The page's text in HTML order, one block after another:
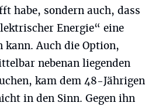
habe, sondern auch, dass
Energie“ eine
Auch die Option,
nebenan liegenden
kam dem 48-Jährigen
in den Sinn. Gegen ihn